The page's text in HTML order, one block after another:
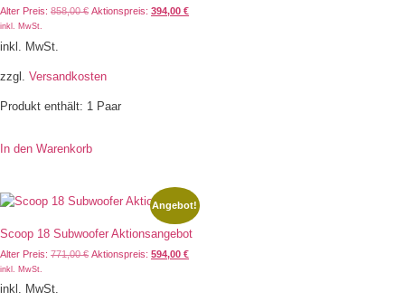
Alter Preis: 858,00€ Aktionspreis: 394,00 €
inkl. MwSt.
inkl. MwSt.
zzgl. Versandkosten
Produkt enthält: 1 Paar
In den Warenkorb
Angebot!
Scoop 18 Subwoofer Aktionsangebot
Alter Preis: 771,00€ Aktionspreis: 594,00 €
inkl. MwSt.
inkl. MwSt.